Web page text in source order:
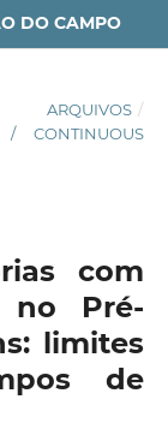
DO CAMPO
ARQUIVOS /
CONTINUOUS
com
no Pré-
limites
de